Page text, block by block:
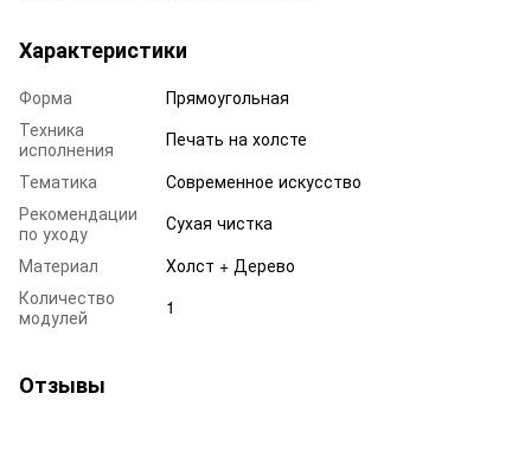
Характеристики
Форма
Прямоугольная
Техника
исполнения
Печать на холсте
Тематика
Современное искусство
Рекомендации
по уходу
Сухая чистка
Материал
Холст + Дерево
Количество
модулей
1
Отзывы